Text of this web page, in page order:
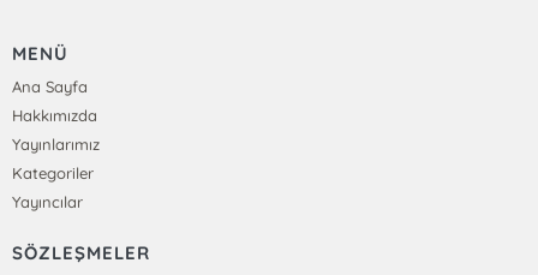
MENÜ
Ana Sayfa
Hakkımızda
Yayınlarımız
Kategoriler
Yayıncılar
SÖZLEŞMELER